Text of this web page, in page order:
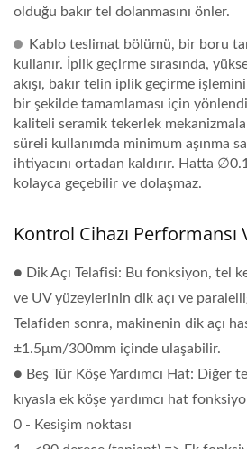
olduğu bakır tel dolanmasını önler.
Kablo teslimat bölümü, bir boru
kullanır. İplik geçirme sırasında,
akışı, bakır telin iplik geçirme
bir şekilde tamamlaması için
kaliteli seramik tekerlek
süreli kullanımda minimum aşınma
ihtiyacını ortadan kaldırır. Hatta
kolayca geçebilir ve dolaşmaz.
Kontrol Cihazı Performansı
● Dik Açı Telafisi: Bu fonksiyon, tel
ve UV yüzeylerinin dik açı ve
Telafiden sonra, makinenin dik açı
±1.5μm/300mm içinde ulaşabilir.
● Beş Tür Köşe Yardımcı Hat: Diğer
kıyasla ek köşe yardımcı hat
0 - Kesişim noktası